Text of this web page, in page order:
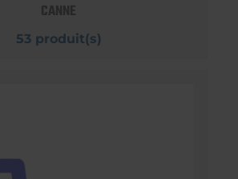
CANNE
53 produit(s)